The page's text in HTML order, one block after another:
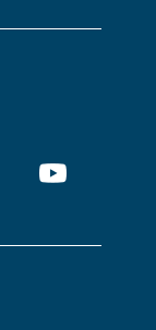
Twitter